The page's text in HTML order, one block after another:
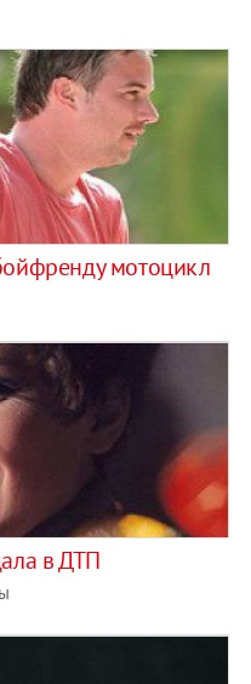
мотоцикл
в ДТП